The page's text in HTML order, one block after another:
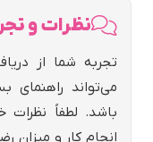
نظرات و
تجربه شما از
می‌تواند راهنمای
باشد. لطفاً نظرات
انجام کار و میزان